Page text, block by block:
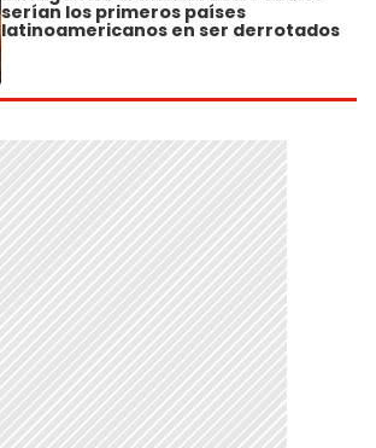
serían los primeros países
latinoamericanos en ser derrotados